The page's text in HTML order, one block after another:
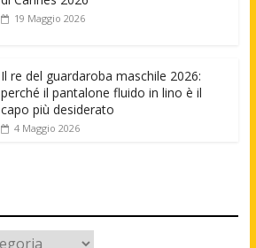
19 Maggio 2026
Il re del guardaroba maschile 2026:
perché il pantalone fluido in lino è il
capo più desiderato
4 Maggio 2026